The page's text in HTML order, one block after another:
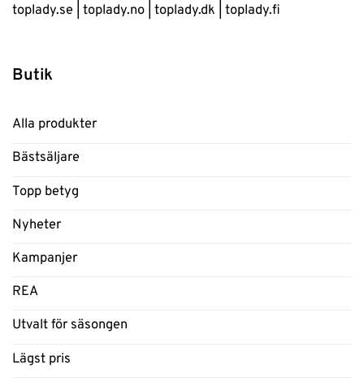
toplady.se toplady.no toplady.dk toplady.fi
Butik
Alla produkter
Bästsäljare
Topp betyg
Nyheter
Kampanjer
REA
Utvalt för säsongen
Lägst pris